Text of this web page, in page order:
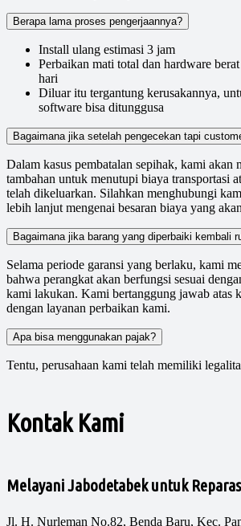
Berapa lama proses pengerjaannya?
Install ulang estimasi 3 jam
Perbaikan mati total dan hardware
hari
Diluar itu tergantung kerusakannya,
software bisa ditunggusa
Bagaimana jika setelah pengecekan tapi
Dalam kasus pembatalan sepihak, kami akan
tambahan untuk menutupi biaya transportasi
telah dikeluarkan. Silahkan menghubungi
lebih lanjut mengenai besaran biaya yang
Bagaimana jika barang yang diperbaiki kembali
Selama periode garansi yang berlaku, kami
bahwa perangkat akan berfungsi sesuai
kami lakukan. Kami bertanggung jawab atas
dengan layanan perbaikan kami.
Apa bisa menggunakan pajak?
Tentu, perusahaan kami telah memiliki
Kontak Kami
Melayani Jabodetabek untuk
Jl. H. Nurleman No.82, Benda Baru, Kec.